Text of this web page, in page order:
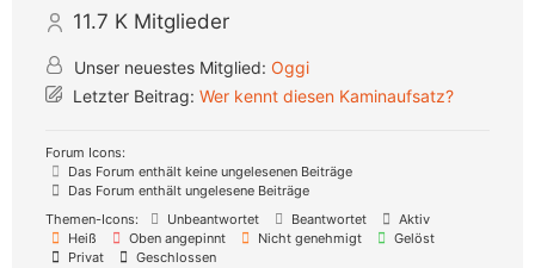
11.7 K Mitglieder
Unser neuestes Mitglied: Oggi
Letzter Beitrag: Wer kennt diesen Kaminaufsatz?
Forum Icons:
Das Forum enthält keine ungelesenen Beiträge
Das Forum enthält ungelesene Beiträge
Themen-Icons:
Unbeantwortet Beantwortet
Aktiv
Heiß
Oben angepinnt Nicht genehmigt
Gelöst
Privat
Geschlossen